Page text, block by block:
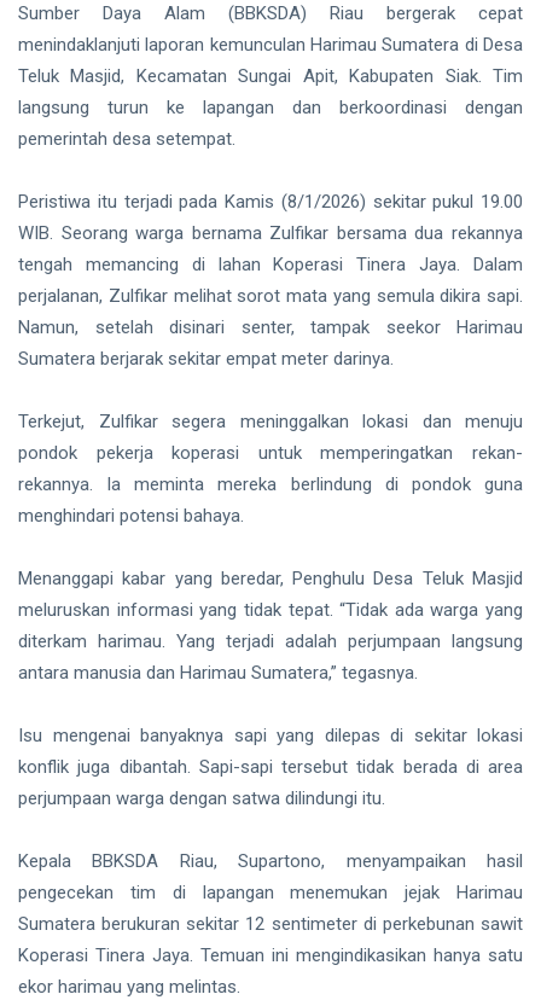
Kategori
Disabilitas
Suami
Diduga
Bacok
Tewas di
Pekanbaru
Aug,
2026
60
views
Siak Sri Indrapura
Indonesia
Pilkada 2024
Donald Trump
KPK
Politik
PSSI
Sumber Daya Alam (BBKSDA) Riau bergerak cepat
menindaklanjuti laporan kemunculan Harimau Sumatera di Desa
Teluk Masjid, Kecamatan Sungai Apit, Kabupaten Siak. Tim
langsung turun ke lapangan dan berkoordinasi dengan
pemerintah desa setempat.
Peristiwa itu terjadi pada Kamis (8/1/2026) sekitar pukul 19.00
WIB. Seorang warga bernama Zulfikar bersama dua rekannya
tengah memancing di lahan Koperasi Tinera Jaya. Dalam
perjalanan, Zulfikar melihat sorot mata yang semula dikira sapi.
Namun, setelah disinari senter, tampak seekor Harimau
Sumatera berjarak sekitar empat meter darinya.
Terkejut, Zulfikar segera meninggalkan lokasi dan menuju
pondok pekerja koperasi untuk memperingatkan rekan-
rekannya. Ia meminta mereka berlindung di pondok guna
menghindari potensi bahaya.
Menanggapi kabar yang beredar, Penghulu Desa Teluk Masjid
meluruskan informasi yang tidak tepat. “Tidak ada warga yang
diterkam harimau. Yang terjadi adalah perjumpaan langsung
antara manusia dan Harimau Sumatera,” tegasnya.
Isu mengenai banyaknya sapi yang dilepas di sekitar lokasi
konflik juga dibantah. Sapi-sapi tersebut tidak berada di area
perjumpaan warga dengan satwa dilindungi itu.
Kepala BBKSDA Riau, Supartono, menyampaikan hasil
pengecekan tim di lapangan menemukan jejak Harimau
Sumatera berukuran sekitar 12 sentimeter di perkebunan sawit
Koperasi Tinera Jaya. Temuan ini mengindikasikan hanya satu
ekor harimau yang melintas.